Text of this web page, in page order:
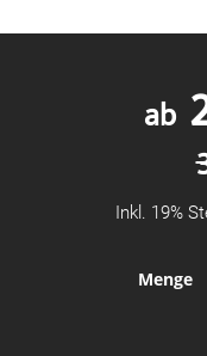
Menge
ab
Inkl. 19%